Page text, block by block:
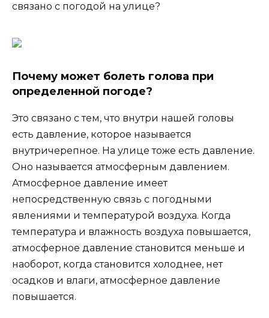
связано с погодой на улице?
Почему может болеть голова при
определенной погоде?
Это связано с тем, что внутри нашей головы
есть давление, которое называется
внутричерепное. На улице тоже есть давление.
Оно называется атмосферным давлением.
Атмосферное давление имеет
непосредственную связь с погодными
явлениями и температурой воздуха. Когда
температура и влажность воздуха повышается,
атмосферное давление становится меньше и
наоборот, когда становится холоднее, нет
осадков и влаги, атмосферное давление
повышается.